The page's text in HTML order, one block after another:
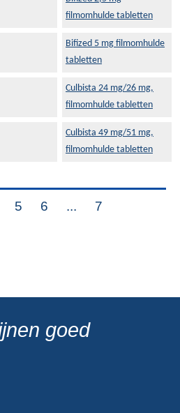
filmomhulde tabletten
Bifized 5 mg filmomhulde
tabletten
Culbista 24 mg/26 mg,
filmomhulde tabletten
Culbista 49 mg/51 mg,
filmomhulde tabletten
5 6 ... 7
goed